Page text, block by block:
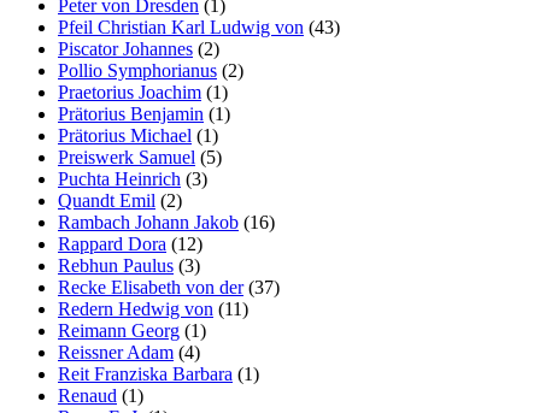
Peter von Dresden (1)
Pfeil Christian Karl Ludwig von (43)
Piscator Johannes (2)
Pollio Symphorianus (2)
Praetorius Joachim (1)
Prätorius Benjamin (1)
Prätorius Michael (1)
Preiswerk Samuel (5)
Puchta Heinrich (3)
Quandt Emil (2)
Rambach Johann Jakob (16)
Rappard Dora (12)
Rebhun Paulus (3)
Recke Elisabeth von der(37)
Redern Hedwig von (11)
Reimann Georg (1)
Reissner Adam (4)
Reit Franziska Barbara (1)
Renaud (1)